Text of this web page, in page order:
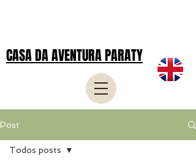
CASA DA AVENTURA PARATY
Post
Todos posts